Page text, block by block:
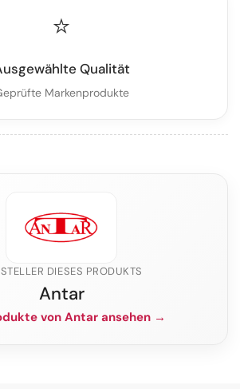
⭐
Qualität
Markenprodukte
DIESES PRODUKTS
Antar
von Antar ansehen →